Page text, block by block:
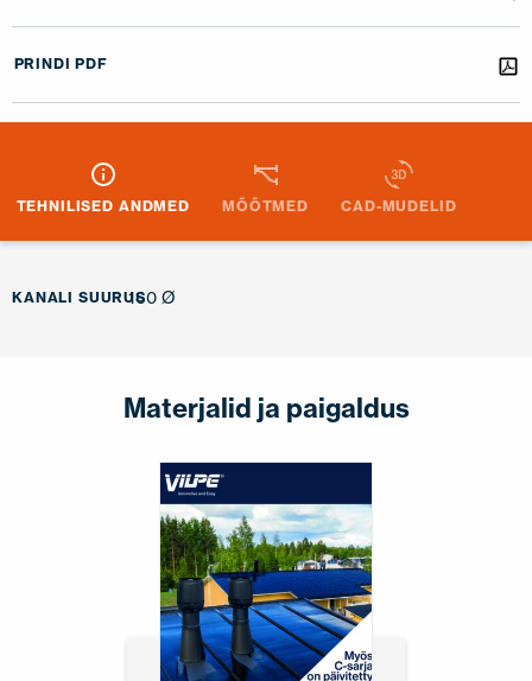
PRINDI PDF
TEHNILISED ANDMED MÕÕTMED CAD-MUDELID
KANALI SUURUS160 Ø
Materjalid ja paigaldus